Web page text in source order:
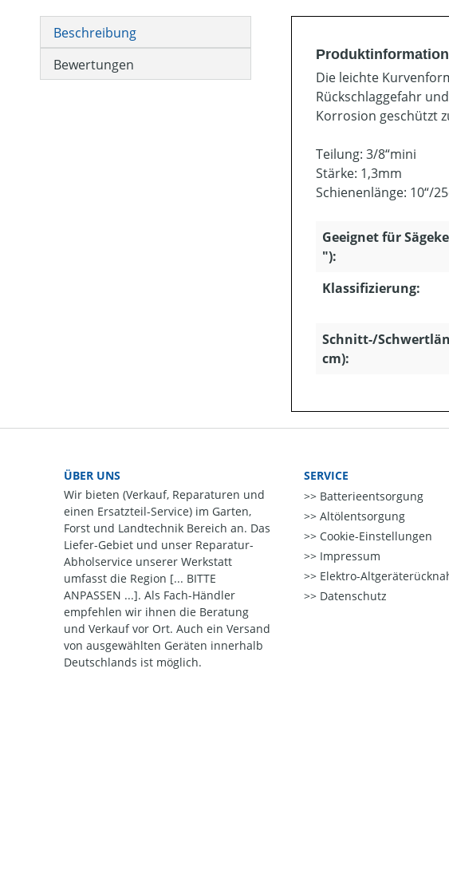
Beschreibung
Bewertungen
Die leichte
Rückschlaggefahr
Korrosion geschützt
Teilung: 3/8“mini
Stärke: 1,3mm
Schienenlänge: 10“/
Geeignet für
"):
Klassifizierung:
Schnitt-/
cm):
ÜBER UNS
Wir bieten (Verkauf, Reparaturen und
einen Ersatzteil-Service) im Garten,
Forst und Landtechnik Bereich an. Das
Liefer-Gebiet und unser Reparatur-
Abholservice unserer Werkstatt
umfasst die Region [... BITTE
ANPASSEN ...]. Als Fach-Händler
empfehlen wir ihnen die Beratung
und Verkauf vor Ort. Auch ein Versand
von ausgewählten Geräten innerhalb
Deutschlands ist möglich.
SERVICE
Batterieentsorgung
Altölentsorgung
Cookie-Einstellungen
Impressum
Elektro-
Datenschutz